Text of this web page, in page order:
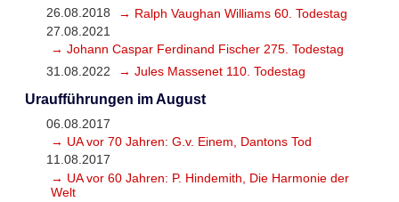
26.08.2018
→ Ralph Vaughan Williams 60. Todestag
27.08.2021
→ Johann Caspar Ferdinand Fischer 275. Todestag
31.08.2022
→ Jules Massenet 110. Todestag
Uraufführungen im August
06.08.2017
→ UA vor 70 Jahren: G.v. Einem, Dantons Tod
11.08.2017
→ UA vor 60 Jahren: P. Hindemith, Die Harmonie der
Welt